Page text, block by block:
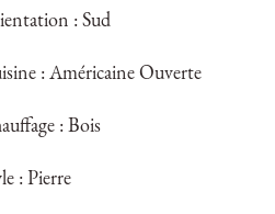
: Sud
: Américaine Ouverte
: Bois
: Pierre